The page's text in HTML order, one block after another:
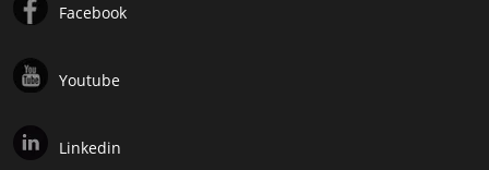
Facebook
Youtube
Linkedin